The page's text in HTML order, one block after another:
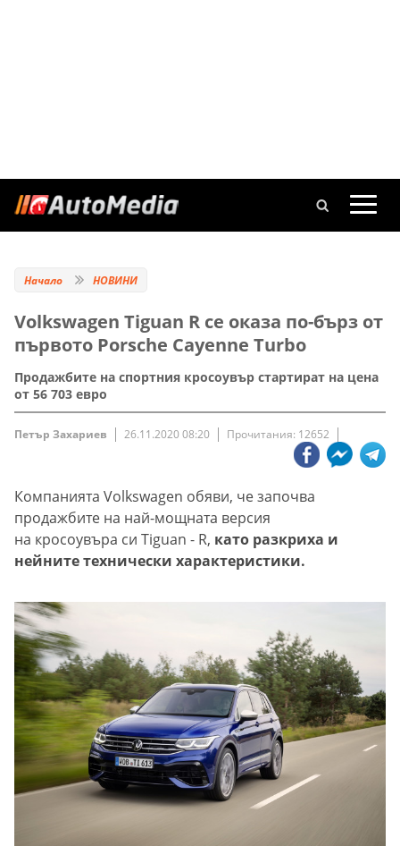
Начало НОВИНИ
Volkswagen Tiguan R се оказа по-бърз от
първото Porsche Cayenne Turbo
Продажбите на спортния кросоувър стартират на цена
от 56 703 евро
Петър Захариев 26.11.2020 08:20 Прочитания: 12652
Компанията Volkswagen обяви, че започва
продажбите на най-мощната версия
на кросоувъра си Tiguan - R, като разкриха и
нейните технически характеристики.